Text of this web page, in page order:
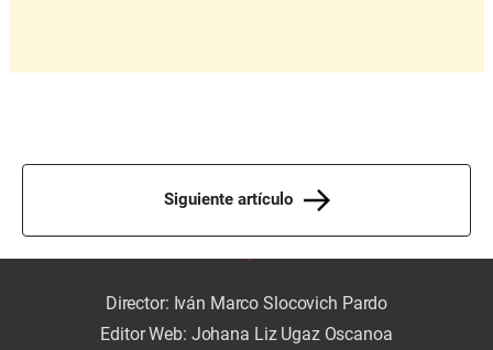
Siguiente artículo
Director: Iván Marco Slocovich Pardo
Editor Web: Johana Liz Ugaz Oscanoa